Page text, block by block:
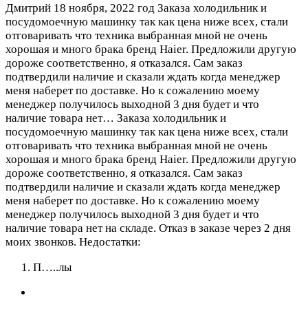
Дмитрий 18 ноября, 2022 год Заказа холодильник и
посудомоечную машинку так как цена ниже всех, стали
отговаривать что техника выбранная мной не очень
хорошая и много брака бренд Haier. Предложили другую
дороже соответственно, я отказался. Сам заказ
подтвердили наличие и сказали ждать когда менеджер
меня наберет по доставке. Но к сожалению моему
менеджер получилось выходной 3 дня будет и что
наличие товара нет… Заказа холодильник и
посудомоечную машинку так как цена ниже всех, стали
отговаривать что техника выбранная мной не очень
хорошая и много брака бренд Haier. Предложили другую
дороже соответственно, я отказался. Сам заказ
подтвердили наличие и сказали ждать когда менеджер
меня наберет по доставке. Но к сожалению моему
менеджер получилось выходной 3 дня будет и что
наличие товара нет на складе. Отказ в заказе через 2 дня
моих звонков. Недостатки:
П…..лы